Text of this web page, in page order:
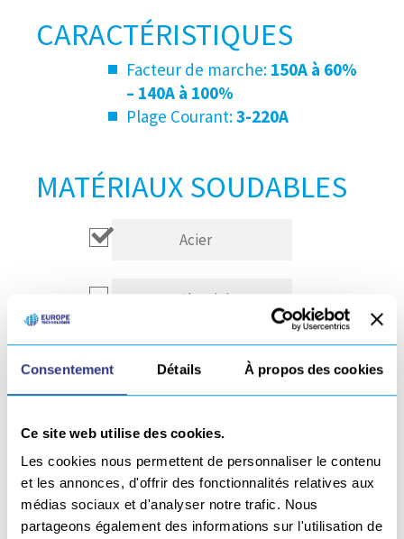
Consentement Détails À propos des cookies
Ce site web utilise des cookies.
Les cookies nous permettent de personnaliser le contenu
et les annonces, d'offrir des fonctionnalités relatives aux
médias sociaux et d'analyser notre trafic. Nous
partageons également des informations sur l'utilisation de
CARACTÉRISTIQUES
Facteur de marche: 150A à 60%
– 140A à 100%
Plage Courant:3-220A
MATÉRIAUX SOUDABLES
Acier
Aluminium
Composite
Autre